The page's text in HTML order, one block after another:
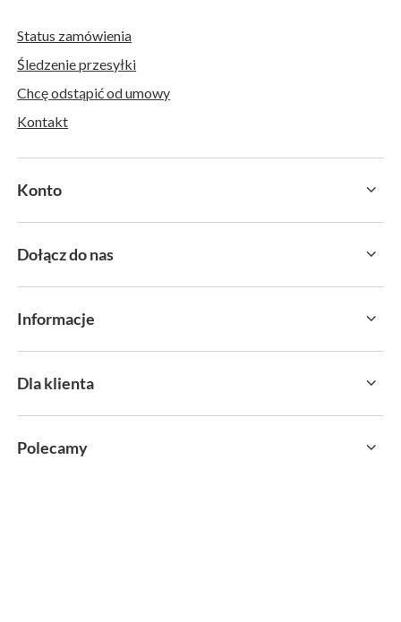
Status zamówienia
Śledzenie przesyłki
Chcę odstąpić od umowy
Kontakt
Konto
Dołącz do nas
Informacje
Dla klienta
Polecamy